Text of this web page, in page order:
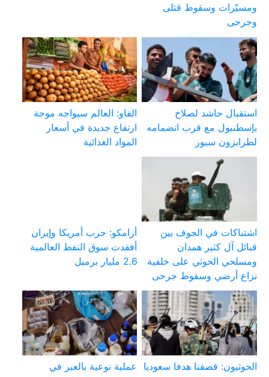
ومسيّرات وسقوط قتلى
وجرحى
استقبال حاشد لصلاح
بإسطنبول مع قرب انضمامه
لطرابزون سبور
الفاو: العالم سيواجه موجة
ارتفاع جديدة في أسعار
المواد الغذائية
اشتباكات في الجوف بين
قبائل آل كثير همدان
ومسلحي الحوثي على خلفية
نزاع أرضي وسقوط جرحى
أرامكو: حرب أمريكا وإيران
أفقدت سوق النفط العالمية
2.6 مليار برميل
الحوثيون: قصفنا هدفا سعوديا
عملية نوعية بالعبر في